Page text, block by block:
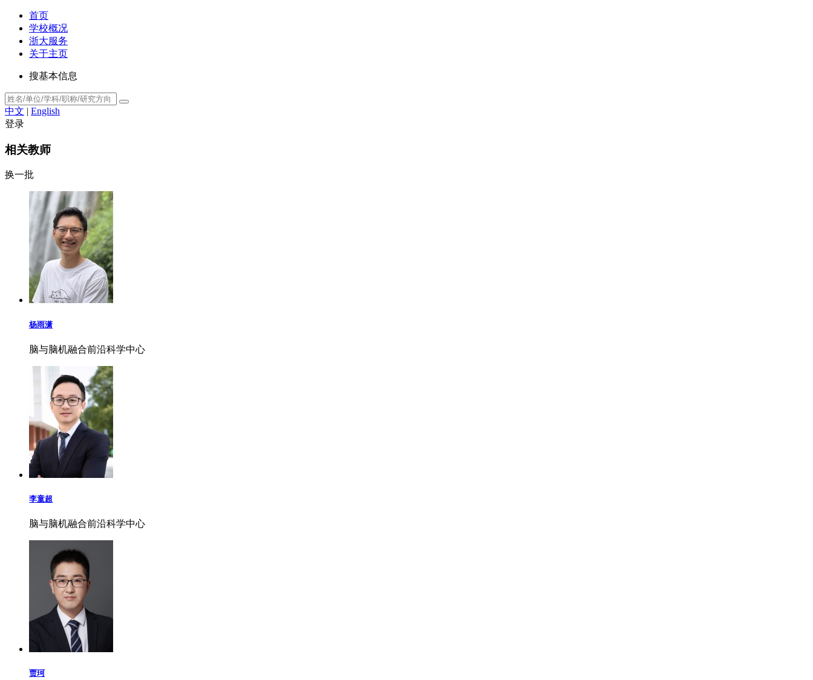
首页
学校概况
浙大服务
关于主页
搜基本信息
中文 | English
登录
相关教师
换一批
杨雨潇
脑与脑机融合前沿科学中心
李童超
脑与脑机融合前沿科学中心
贾珂